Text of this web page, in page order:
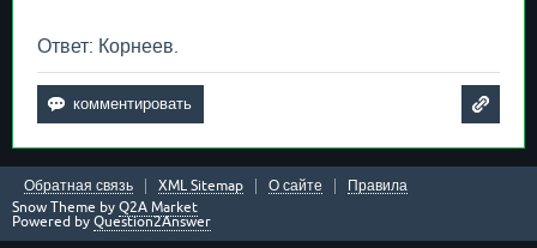
Ответ: Корнеев.
Обратная связь XML Sitemap О сайте
Правила
Snow Theme by Q2A Market
Powered by Question2Answer